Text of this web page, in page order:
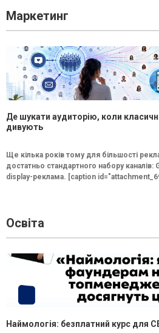
Маркетинг
Де шукати аудиторію, коли
дивують
Ще кілька років тому для більшості
достатньо стандартного набору
display-реклама. [caption
Освіта
Наймологія: безплатний курс для